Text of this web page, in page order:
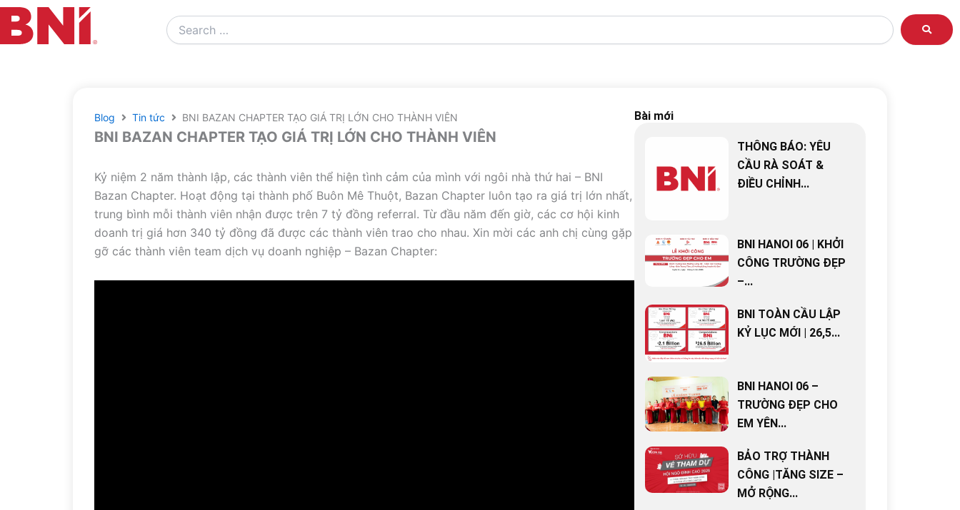
Search
…
Blog Tin tức BNI BAZAN CHAPTER TẠO GIÁ TRỊ LỚN CHO THÀNH VIÊN
BNI BAZAN CHAPTER TẠO GIÁ TRỊ LỚN CHO THÀNH VIÊN
Kỷ niệm 2 năm thành lập, các thành viên thể hiện tình cảm của mình với ngôi nhà thứ hai – BNI
Bazan Chapter. Hoạt động tại thành phố Buôn Mê Thuột, Bazan Chapter luôn tạo ra giá trị lớn nhất,
trung bình mỗi thành viên nhận được trên 7 tỷ đồng referral. Từ đầu năm đến giờ, các cơ hội kinh
doanh trị giá hơn 340 tỷ đồng đã được các thành viên trao cho nhau. Xin mời các anh chị cùng gặp
gỡ các thành viên team dịch vụ doanh nghiệp – Bazan Chapter:
Bài mới
THÔNG BÁO: YÊU
CẦU RÀ SOÁT &
ĐIỀU CHỈNH...
BNI HANOI 06 | KHỞI
CÔNG TRƯỜNG ĐẸP
–...
BNI TOÀN CẦU LẬP
KỶ LỤC MỚI | 26,5...
BNI HANOI 06 –
TRƯỜNG ĐẸP CHO
EM YÊN...
BẢO TRỢ THÀNH
CÔNG |TĂNG SIZE –
MỞ RỘNG...